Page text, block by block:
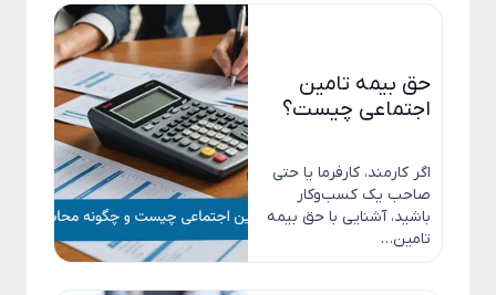
حق بیمه تامین
اجتماعی چیست؟
اگر کارمند، کارفرما یا حتی
صاحب یک کسب‌وکار
باشید، آشنایی با حق بیمه
تامین…